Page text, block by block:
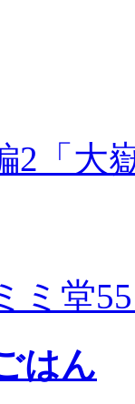
2「大
ミ堂
はん